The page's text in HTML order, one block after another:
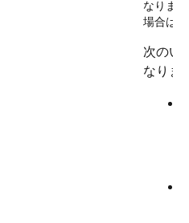
なりま
場合は、
次のい
なりま